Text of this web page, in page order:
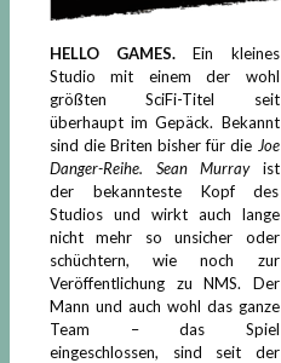
HELLO GAMES. Ein kleines
Studio mit einem der wohl
größten SciFi-Titel seit
überhaupt im Gepäck. Bekannt
sind die Briten bisher für die Joe
Danger-Reihe.
Sean Murrayist
der bekannteste Kopf des
Studios und wirkt auch lange
nicht mehr so unsicher oder
schüchtern, wie noch zur
Veröffentlichung zu NMS. Der
Mann und auch wohl das ganze
Team – das Spiel
eingeschlossen, sind seit der